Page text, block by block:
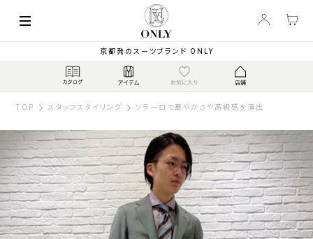
京都発のスーツブランド ONLY
TOP スタッフスタイリング ソラーロで華やかさや高級感を演出